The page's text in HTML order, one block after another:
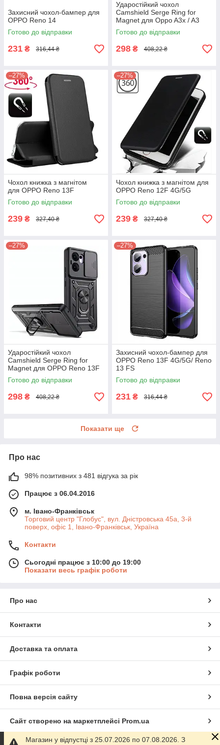
Захисний чохол-бампер для
OPPO Reno 14
Готово до відправки
231 ₴ 316,44 ₴
Ударостійкий чохол
Camshield Serge Ring for
Magnet для Oppo A3x / A3
Готово до відправки
298 ₴ 408,22 ₴
–27%
Чохол книжка з магнітом
для OPPO Reno 13F
Готово до відправки
239 ₴ 327,40 ₴
–27%
Чохол книжка з магнітом для
OPPO Reno 12F 4G/5G
Готово до відправки
239 ₴ 327,40 ₴
–27%
Ударостійкий чохол
Camshield Serge Ring for
Magnet для OPPO Reno 13F
4G/5G
Готово до відправки
298 ₴ 408,22 ₴
–27%
Захисний чохол-бампер для
OPPO Reno 13F 4G/5G/ Reno
13 FS
Готово до відправки
231 ₴ 316,44 ₴
Показати ще
Про нас
98% позитивних з 481 відгука за рік
Працює з 06.04.2016
м. Івано-Франківськ
Торговий центр "Глобус", вул. Дністровська 45а, 3-й
поверх, офіс 1, Івано-Франківськ, Україна
Контакти
Сьогодні працює з 10:00 до 19:00
Показати весь графік роботи
Про нас
Контакти
Доставка та оплата
Графік роботи
Повна версія сайту
Сайт створено на маркетплейсі Prom.ua
Магазин у відпустці з 25.07.2026 по 07.08.2026. З